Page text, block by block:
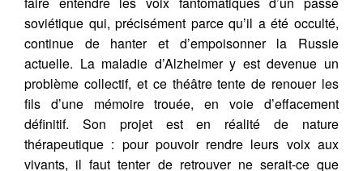
soviétique qui, précisément parce qu’il a été occulté,
continue de hanter et d’empoisonner la Russie
actuelle. La maladie d’Alzheimer y est devenue un
problème collectif, et ce théâtre tente de renouer les
fils d’une mémoire trouée, en voie d’effacement
définitif. Son projet est en réalité de nature
thérapeutique : pour pouvoir rendre leurs voix aux
vivants, il faut tenter de retrouver ne serait-ce que